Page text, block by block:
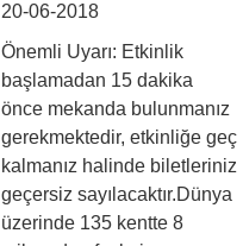
20-06-2018
Önemli Uyarı: Etkinlik
başlamadan 15 dakika
önce mekanda bulunmanız
gerekmektedir, etkinliğe geç
kalmanız halinde biletleriniz
geçersiz sayılacaktır.Dünya
üzerinde 135 kentte 8